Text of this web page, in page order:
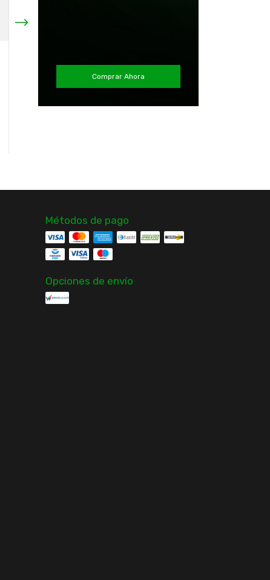
Gorra natacion silicona
pro adulto Torpedo
Spiderman Marvel
$6.990
¡Solo quedan
Comprar Ahora
Métodos de pago
Opciones de envío